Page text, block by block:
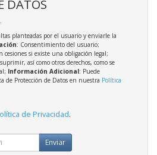
DATOS
planteadas por el usuario y enviarle la
: Consentimiento del usuario;
cesiones si existe una obligación legal;
así como otros derechos, como se
Información Adicional: Puede
de Protección de Datos en nuestra Política
de Privacidad.
Enviar